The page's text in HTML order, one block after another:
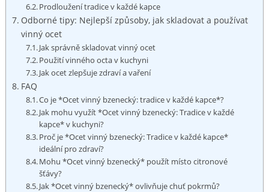
Prodloužení tradice v každé⁣ kapce
Odborné tipy: Nejlepší způsoby, jak skladovat a používat
vinný ocet
Jak správně ‍skladovat⁣ vinný ocet
Použití ⁢vinného octa v‌ kuchyni
Jak ocet⁢ zlepšuje ⁤zdraví a ​vaření
FAQ
Co ‌je ‌*Ocet‌ vinný‍ bzenecký: tradice ⁤v⁣ každé kapce*?
Jak mohu využít *Ocet vinný bzenecký: ‌Tradice v každé
kapce* v kuchyni?
Proč je *Ocet vinný ⁢bzenecký: Tradice v každé kapce*
⁤ideální pro zdraví?
Mohu *Ocet vinný bzenecký* použít místo citronové
šťávy?
Jak⁤ *Ocet vinný bzenecký* ⁣ovlivňuje chuť‌ pokrmů?